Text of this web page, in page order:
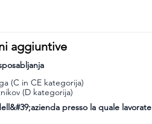
aggiuntive
(C in CE kategorija)
(D kategorija)
presso la quale lavorate